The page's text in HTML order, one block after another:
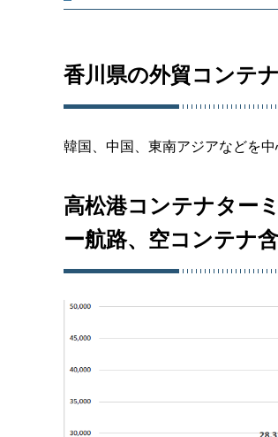
香川県の外貿コンテ
韓国、中国、東南アジアなどを
高松港コンテナター
ー航路、空コンテナ含